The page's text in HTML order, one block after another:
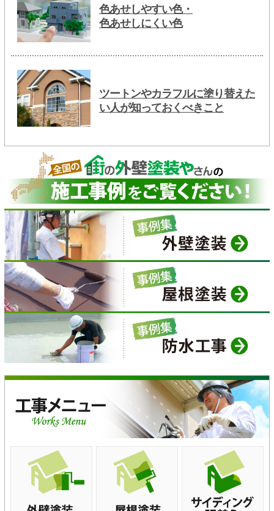
色あせしやすい色・
色あせしにくい色
ツートンやカラフルに塗り替えた
い人が知っておくべきこと